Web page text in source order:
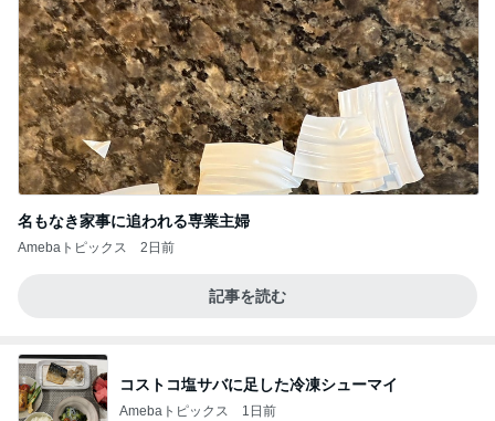
名もなき家事に追われる専業主婦
Amebaトピックス 2日前
記事を読む
コストコ塩サバに足した冷凍シューマイ
Amebaトピックス 1日前